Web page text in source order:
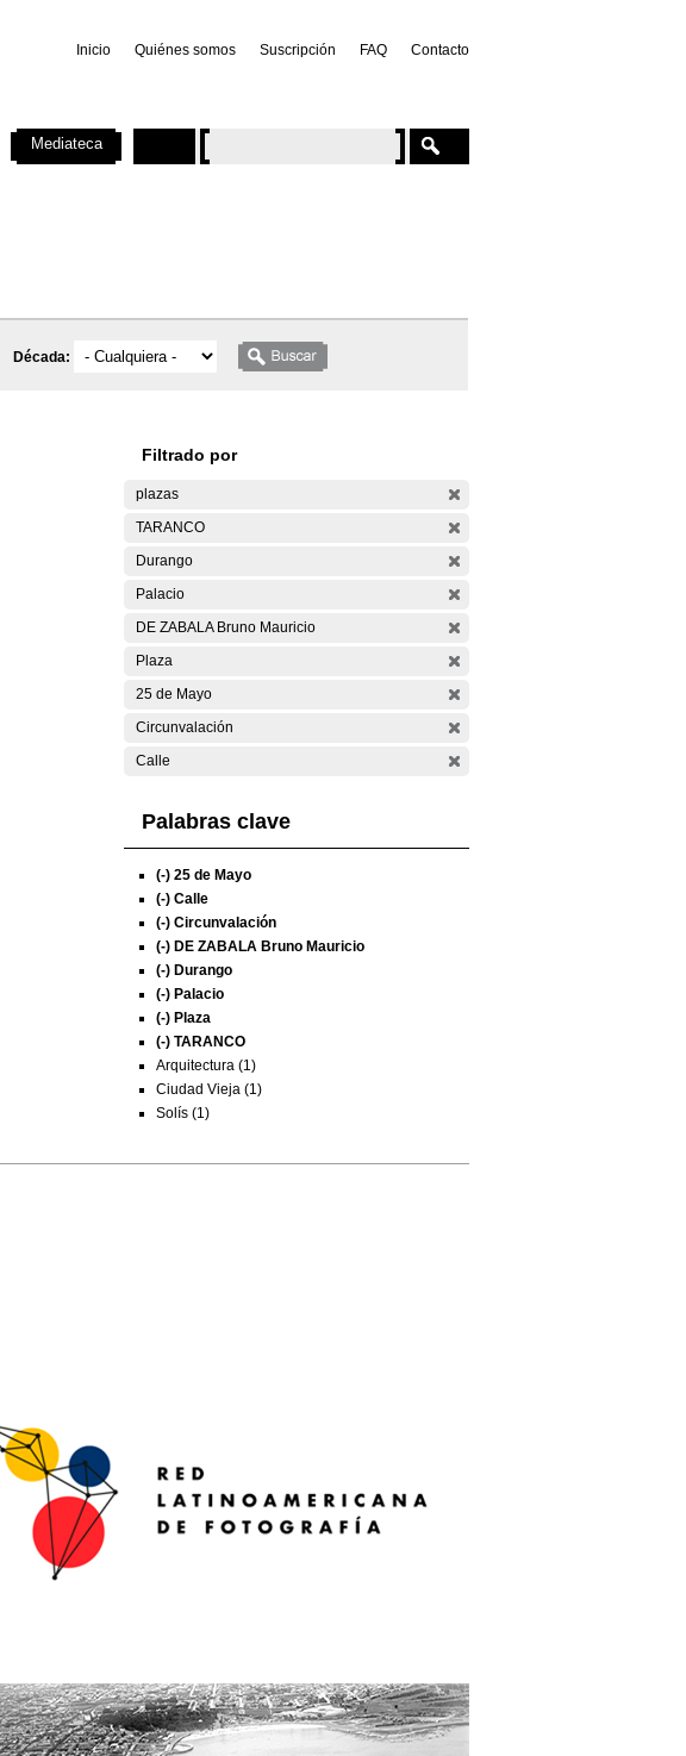
Inicio Quiénes somos Suscripción FAQ Contacto
Década:
Filtrado por
plazas
TARANCO
Durango
Palacio
DE ZABALA Bruno Mauricio
Plaza
25 de Mayo
Circunvalación
Calle
Palabras clave
(-) 25 de Mayo
(-) Calle
(-) Circunvalación
(-) DE ZABALA Bruno Mauricio
(-) Durango
(-) Palacio
(-) Plaza
(-) TARANCO
Arquitectura (1)
Ciudad Vieja (1)
Solís (1)
Mediateca